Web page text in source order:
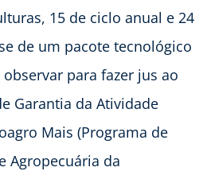
15 de ciclo anual e 24
de um pacote tecnológico
para fazer jus ao
Garantia da Atividade
Mais (Programa de
Agropecuária da